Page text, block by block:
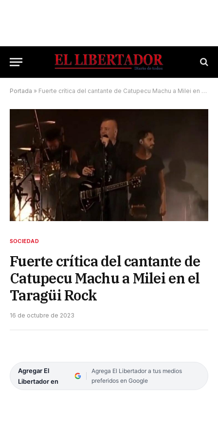
Portada » Fuerte crítica del cantante de Catupecu Machu a Milei en el Taragüi Rock
SOCIEDAD
Fuerte crítica del cantante de
Catupecu Machu a Milei en el
Taragüi Rock
16 de octubre de 2023
Agregar El
Libertador en
Agrega El Libertador a tus medios
preferidos en Google